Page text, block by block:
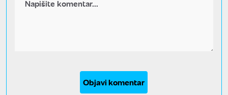
Objavi komentar